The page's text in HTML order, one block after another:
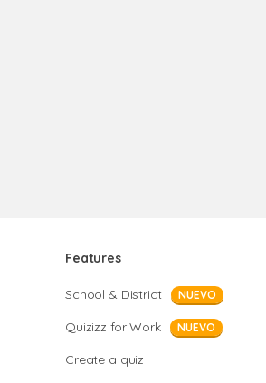
Features
School & District NUEVO
Quizizz for Work NUEVO
Create a quiz